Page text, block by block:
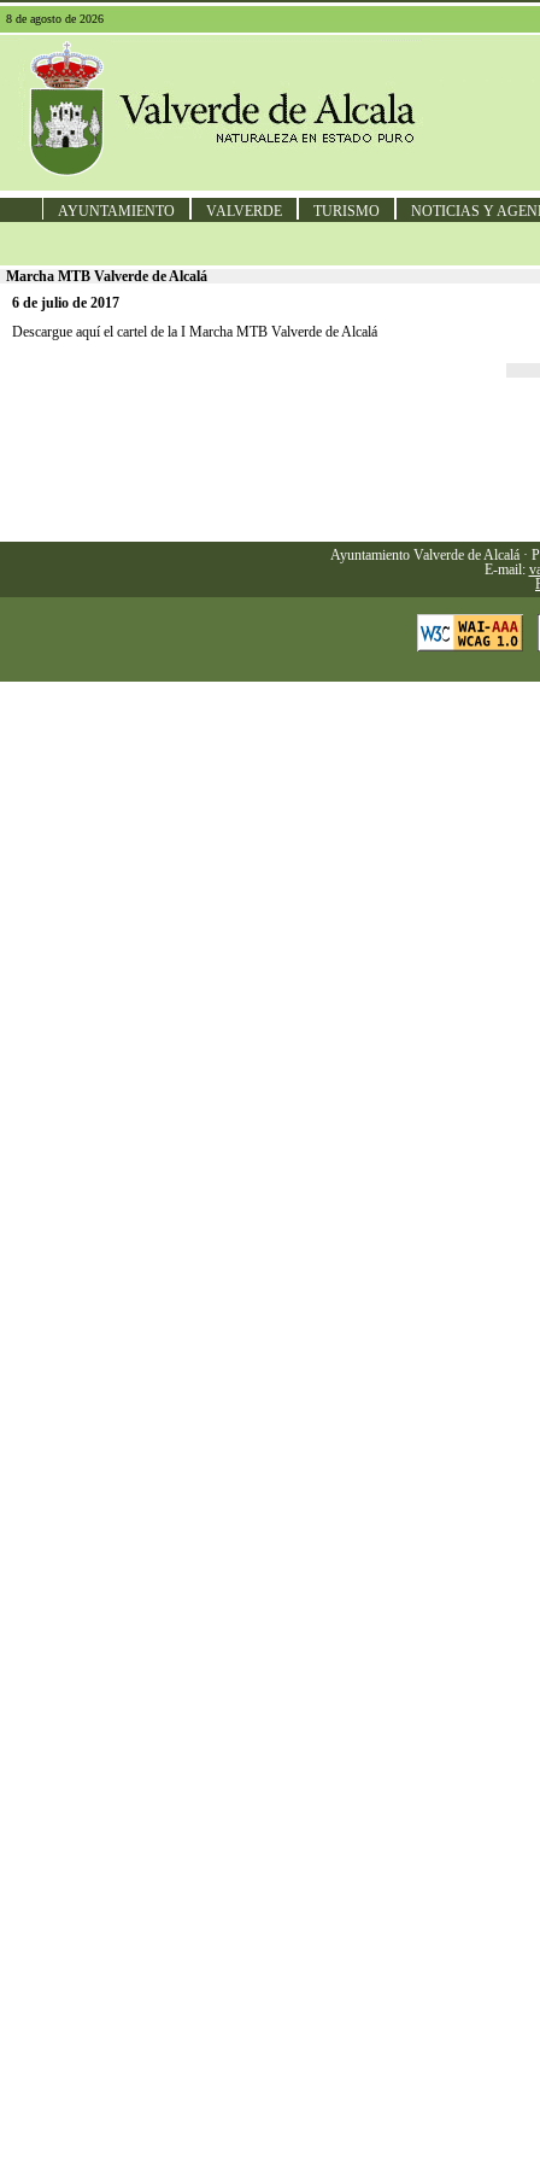
8 de agosto de 2026
AYUNTAMIENTO VALVERDE TURISMO NOTICIAS Y
Marcha MTB Valverde de Alcalá
6 de julio de 2017
Descargue aquí el cartel de la I Marcha MTB Valverde de Alcalá
Ayuntamiento Valverde de Alcalá ·
E-mail: